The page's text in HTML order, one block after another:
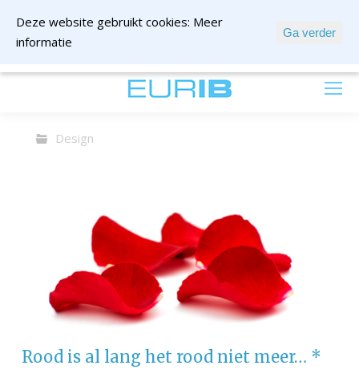
Design
Rood is al lang het rood niet meer… *
Deze website gebruikt cookies: Meer
informatie
Ga verder